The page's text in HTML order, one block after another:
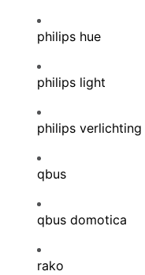
philips hue
philips light
philips verlichting
qbus
qbus domotica
rako